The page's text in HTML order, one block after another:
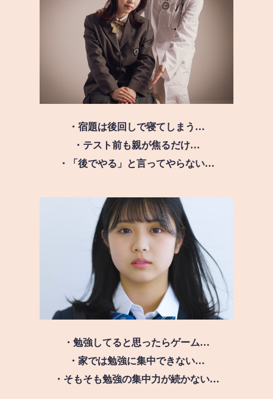
・宿題は後回しで寝てしまう…
・テスト前も親が焦るだけ…
・「後でやる」と言ってやらない…
・勉強してると思ったらゲーム…
・家では勉強に集中できない…
・そもそも勉強の集中力が続かない…